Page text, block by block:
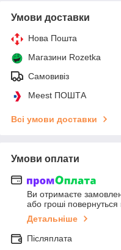
Умови доставки
Нова Пошта
Магазини Rozetka
Самовивіз
Meest ПОШТА
Всі умови доставки
Умови оплати
Ви отримаєте
або гроші
Детальніше
Післяплата